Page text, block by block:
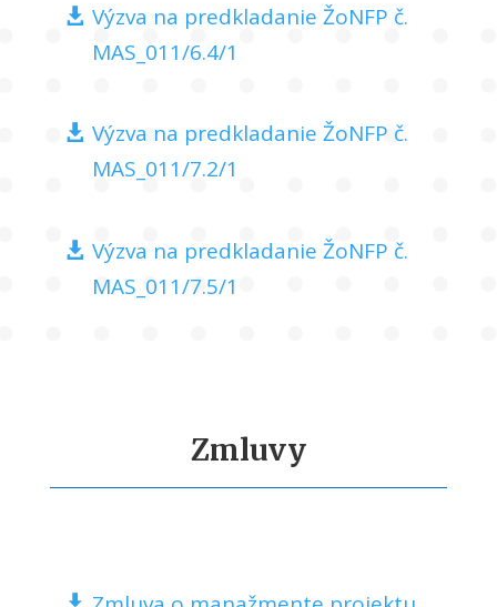
Výzva na predkladanie ŽoNFP č.
MAS_011/6.4/1
Výzva na predkladanie ŽoNFP č.
MAS_011/7.2/1
Výzva na predkladanie ŽoNFP č.
MAS_011/7.5/1
Zmluvy